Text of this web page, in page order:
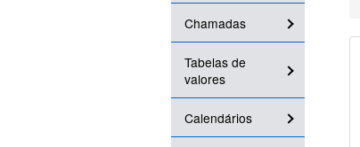
Chamadas
Tabelas de
valores
Calendários